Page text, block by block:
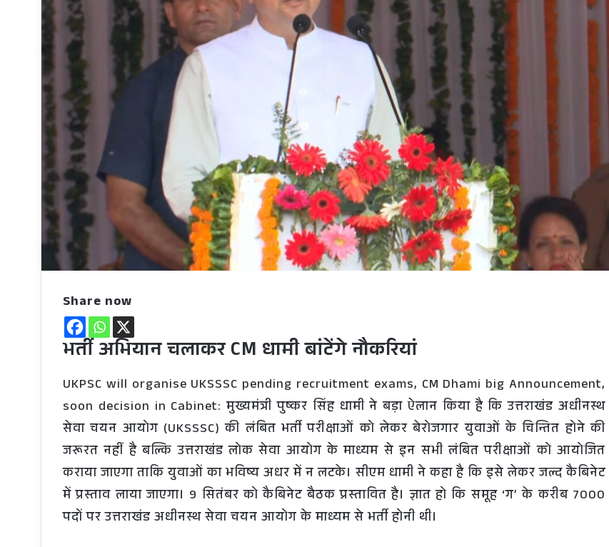
Share now
भर्ती अभियान चलाकर CM धामी बांटेंगे नौकरियां
UKPSC will organise UKSSSC pending recruitment exams, CM Dhami big Announcement,
soon decision in Cabinet: मुख्यमंत्री पुष्कर सिंह धामी ने बड़ा ऐलान किया है कि उत्तराखंड अधीनस्थ
सेवा चयन आयोग (UKSSSC) की लंबित भर्ती परीक्षाओं को लेकर बेरोजगार युवाओं के चिन्तित होने की
जरूरत नहीं है बल्कि उत्तराखंड लोक सेवा आयोग के माध्यम से इन सभी लंबित परीक्षाओं को आयोजित
कराया जाएगा ताकि युवाओं का भविष्य अधर में न लटके। सीएम धामी ने कहा है कि इसे लेकर जल्द कैबिनेट
में प्रस्ताव लाया जाएगा। 9 सितंबर को कैबिनेट बैठक प्रस्तावित है। ज्ञात हो कि समूह ‘ग’ के करीब 7000
पदों पर उत्तराखंड अधीनस्थ सेवा चयन आयोग के माध्यम से भर्ती होनी थी।